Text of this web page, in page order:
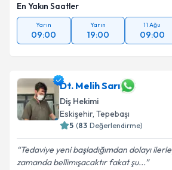
En Yakın Saatler
Yarın
09:00
Yarın
19:00
11 Ağu
09:00
Dt. Melih Sarı
Diş Hekimi
Eskişehir, Tepebaşı
5 (83 Değerlendirme)
Tedaviye yeni başladığımdan dolayı
zamanda bellimışacaktır fakat şu...